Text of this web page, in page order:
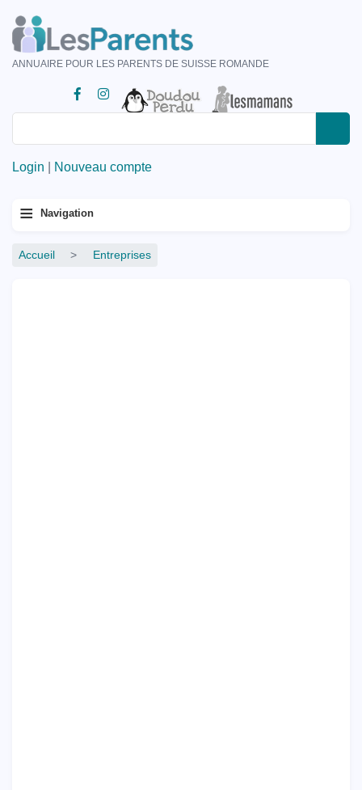
au
contenu
principal
ANNUAIRE POUR LES PARENTS DE SUISSE ROMANDE
Login Nouveau compte
Menu
≡ Navigation
Fil
Accueil Entreprises